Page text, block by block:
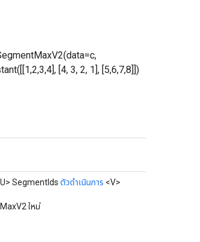
[4, 3, 2, 1], [5,6,7,8]])
SegmentIds ตัวดำเนินการ <V>
ใหม่